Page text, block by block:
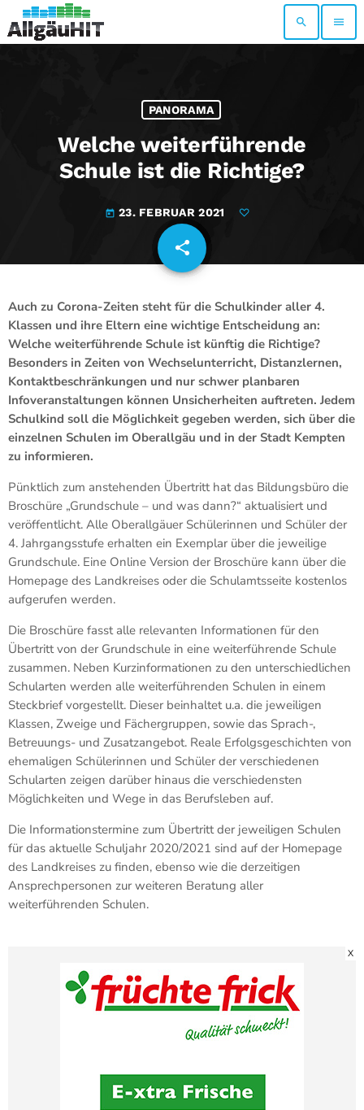
search menu
PANORAMA
Welche weiterführende
Schule ist die Richtige?
today 23. FEBRUAR 2021
share
email
Auch zu Corona-Zeiten steht für die Schulkinder aller 4.
Klassen und ihre Eltern eine wichtige Entscheidung an:
Welche weiterführende Schule ist künftig die Richtige?
Besonders in Zeiten von Wechselunterricht, Distanzlernen,
Kontaktbeschränkungen und nur schwer planbaren
Infoveranstaltungen können Unsicherheiten auftreten. Jedem
Schulkind soll die Möglichkeit gegeben werden, sich über die
einzelnen Schulen im Oberallgäu und in der Stadt Kempten
zu informieren.
Pünktlich zum anstehenden Übertritt hat das Bildungsbüro die
Broschüre „Grundschule – und was dann?“ aktualisiert und
veröffentlicht. Alle Oberallgäuer Schülerinnen und Schüler der
4. Jahrgangsstufe erhalten ein Exemplar über die jeweilige
Grundschule. Eine Online Version der Broschüre kann über die
Homepage des Landkreises oder die Schulamtsseite kostenlos
aufgerufen werden.
Die Broschüre fasst alle relevanten Informationen für den
Übertritt von der Grundschule in eine weiterführende Schule
zusammen. Neben Kurzinformationen zu den unterschiedlichen
Schularten werden alle weiterführenden Schulen in einem
Steckbrief vorgestellt. Dieser beinhaltet u.a. die jeweiligen
Klassen, Zweige und Fächergruppen, sowie das Sprach-,
Betreuungs- und Zusatzangebot. Reale Erfolgsgeschichten von
ehemaligen Schülerinnen und Schüler der verschiedenen
Schularten zeigen darüber hinaus die verschiedensten
Möglichkeiten und Wege in das Berufsleben auf.
Die Informationstermine zum Übertritt der jeweiligen Schulen
für das aktuelle Schuljahr 2020/2021 sind auf der Homepage
des Landkreises zu finden, ebenso wie die derzeitigen
Ansprechpersonen zur weiteren Beratung aller
weiterführenden Schulen.
X